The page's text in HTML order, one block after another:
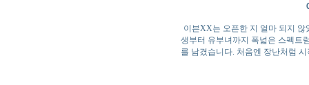
이븐XX는 오픈한 지 얼마 되지
생부터 유부녀까지 폭넓은 스펙트
를 남겼습니다. 처음엔 장난처럼